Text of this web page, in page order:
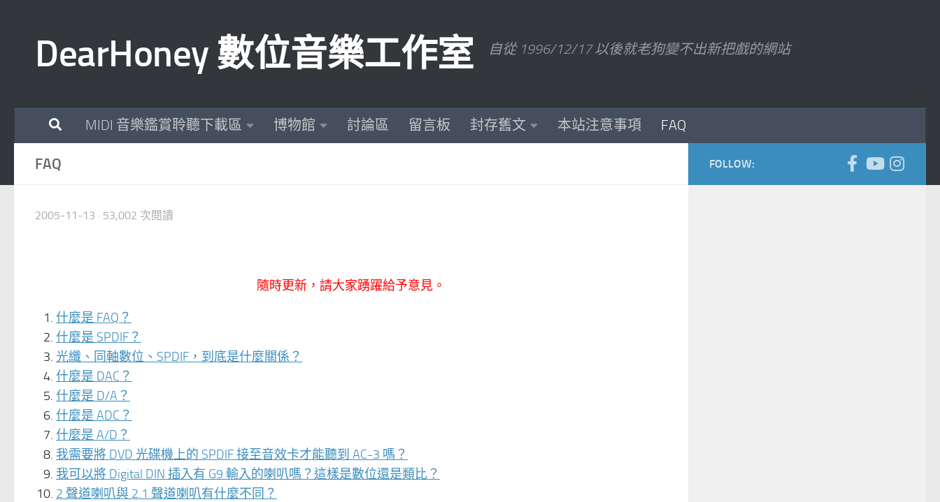
DearHoney 數位音樂工作室 自從 1996/12/17 以後就老狗變不出新把戲的網站
MIDI 音樂鑑賞聆聽下載區 博物館 討論區 留言板 封存舊文 本站注意事項 FAQ
FAQ
2005-11-13 · 53,002 次閱讀
隨時更新，請大家踴躍給予意見。
什麼是 FAQ？
什麼是 SPDIF？
光纖、同軸數位、SPDIF，到底是什麼關係？
什麼是 DAC？
什麼是 D/A？
什麼是 ADC？
什麼是 A/D？
我需要將 DVD 光碟機上的 SPDIF 接至音效卡才能聽到 AC-3 嗎？
我可以將 Digital DIN 插入有 G9 輸入的喇叭嗎？這樣是數位還是類比？
2 聲道喇叭與 2.1 聲道喇叭有什麼不同？
FOLLOW: